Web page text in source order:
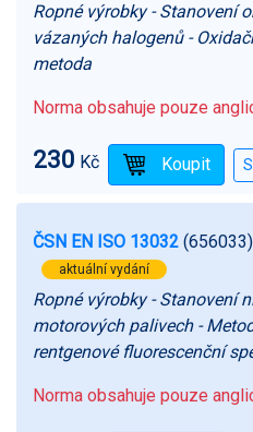
Ropné výrobky - Stanovení
vázaných halogenů -
metoda
Norma obsahuje pouze
230 Kč
ČSN EN ISO 13032 (656033)
aktuální vydání
Ropné výrobky - Stanovení
motorových palivech -
rentgenové fluorescenční
Norma obsahuje pouze